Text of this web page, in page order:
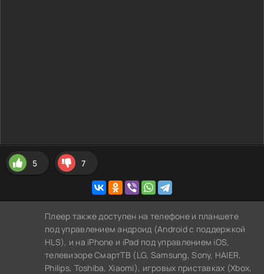
5 7
Плеер также доступен на телефоне и планшете
под управлением андроид (Android с поддержкой
HLS), и на iPhone и iPad под управлением iOS,
телевизоре СмартТВ (LG, Samsung, Sony, HAIER,
Philips, Toshiba, Xiaomi), игровых приставках (Xbox,